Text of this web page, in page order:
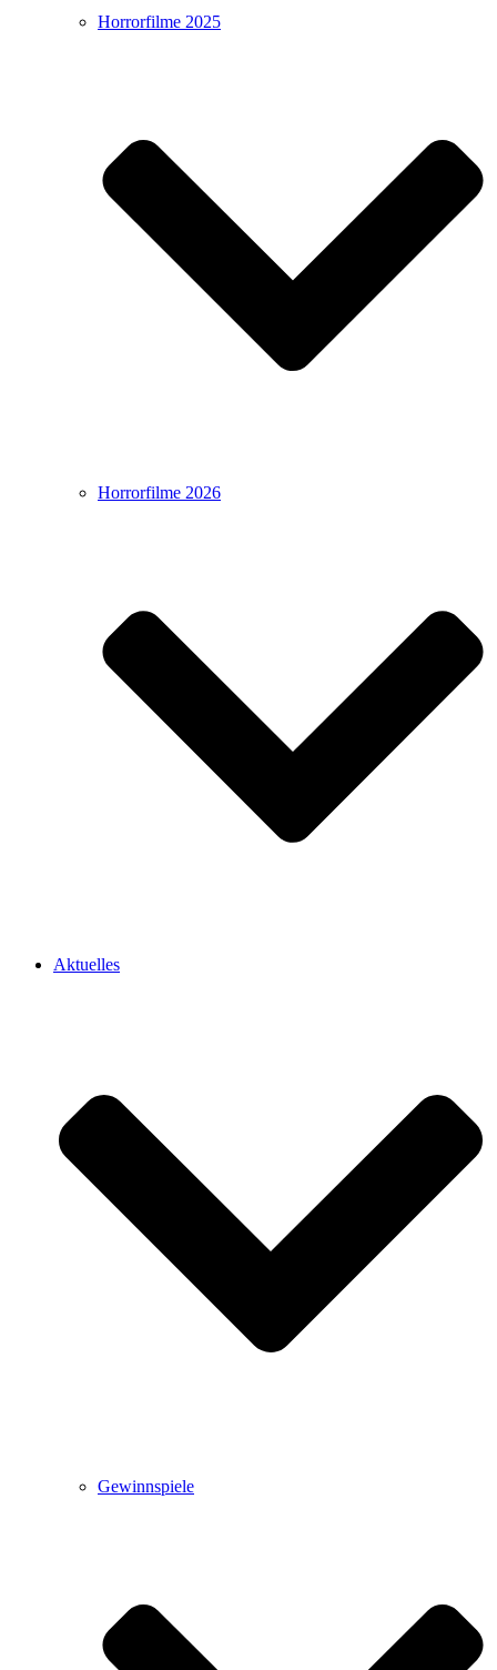
Horrorfilme 2025
Horrorfilme 2026
Aktuelles
Gewinnspiele